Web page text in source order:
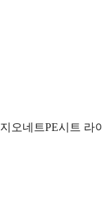
지오네트PE시트 라